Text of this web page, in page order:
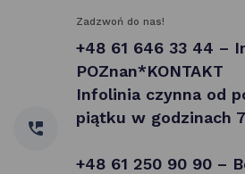
Zadzwoń do nas!
+48 61 646 33 44 –
POZnan*KONTAKT
Infolinia czynna od
piątku w godzinach
+48 61 250 90 90 –